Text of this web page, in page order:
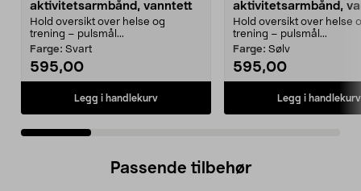
aktivitetsarmbånd, vanntett
Hold oversikt over helse og
trening – pulsmål...
Farge: Svart
595,00
Legg i handlekurv
aktivitetsarmbånd,
Hold oversikt over helse
trening – pulsmål...
Farge: Sølv
595,00
Legg i handlekurv
Passende tilbehør